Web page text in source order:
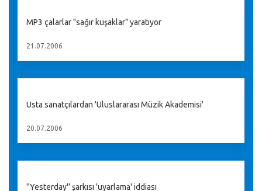
MP3 çalarlar "sağır kuşaklar" yaratıyor
21.07.2006
Usta sanatçılardan 'Uluslararası Müzik Akademisi'
20.07.2006
''Yesterday'' şarkısı 'uyarlama' iddiası